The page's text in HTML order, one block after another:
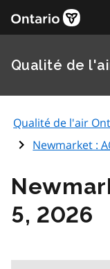
Qualité de
Qualité de l'air
Newmarket :
5, 2026